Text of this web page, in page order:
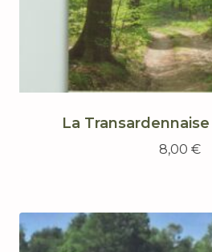
La Transardennaise
8,00 €